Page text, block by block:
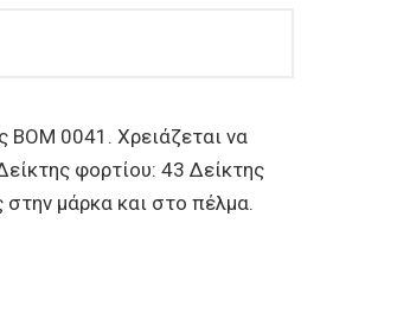
0041. Χρειάζεται να
φορτίου: 43 Δείκτης
μάρκα και στο πέλμα.